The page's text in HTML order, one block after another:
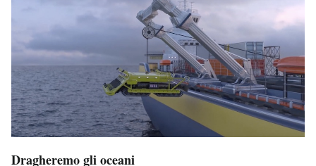
Dragheremo gli oceani